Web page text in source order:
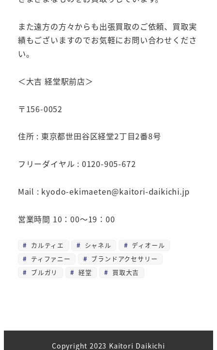
また遠方の方々からも出張買取のご依頼、買取実
績もございますのでお気軽にお問い合わせくださ
い。
＜大吉 経堂駅前店＞
〒156-0052
住所 : 東京都世田谷区経堂2丁目2番8号
フリーダイヤル : 0120-905-672
Mail : kyodo-ekimaeten@kaitori-daikichi.jp
営業時間 10：00～19：00
カルティエ シャネル
ディオール
ティファニー
ブランドアクセサリー
ブルガリ
経堂 買取大吉
Copyright 2023 Kaitori Daikichi